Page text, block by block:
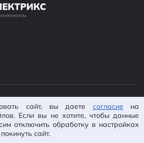
Согласие на
Пользовательское
сайта
сайт, вы даете согласие на
Если вы не хотите, чтобы данные
отключить обработку в настройках
сайт.